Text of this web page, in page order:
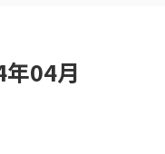
04月